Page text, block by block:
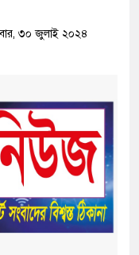
৩০ জুলাই ২০২৪